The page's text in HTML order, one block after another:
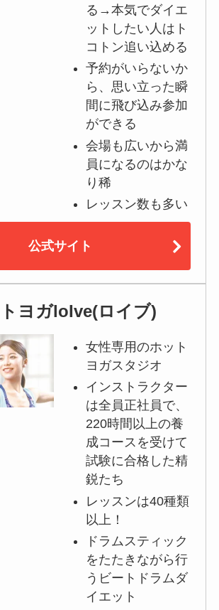
る→本気でダイエ
ットしたい人はト
コトン追い込める
予約がいらないか
ら、思い立った瞬
間に飛び込み参加
ができる
会場も広いから満
員になるのはかな
り稀
レッスン数も多い
公式サイト
ヨガloIve(ロイブ)
女性専用のホット
ヨガスタジオ
インストラクター
は全員正社員で、
220時間以上の養
成コースを受けて
試験に合格した精
鋭たち
レッスンは40種類
以上！
ドラムスティック
をたたきながら行
うビートドラムダ
イエット